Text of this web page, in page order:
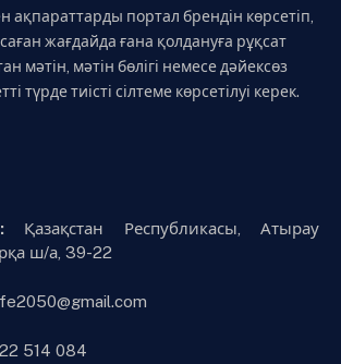
ақпараттарды портал брендін көрсетіп,
жағдайда ғана қолдануға рұқсат
мәтін, мәтін бөлігі немесе дәйексөз
түрде тиісті сілтеме көрсетілуі керек.
Қазақстан Республикасы, Атырау
ш/а, 39-22
514 084